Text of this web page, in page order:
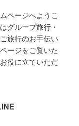
ページへようこ
グループ旅行・
旅行のお手伝い
ージをご覧いた
役に立ていただ